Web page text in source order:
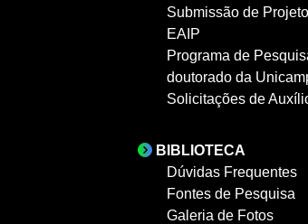
Submissão de
EAIP
Programa de
doutorado da
Solicitações de
BIBLIOTECA
Dúvidas Frequentes
Fontes de Pesquisa
Galeria de Fotos